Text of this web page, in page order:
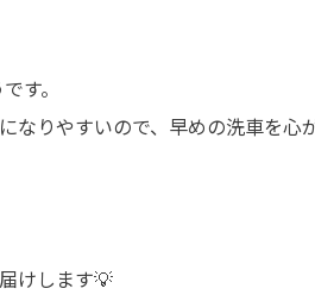
す。
なりやすいので、早めの洗車を心
けします💡